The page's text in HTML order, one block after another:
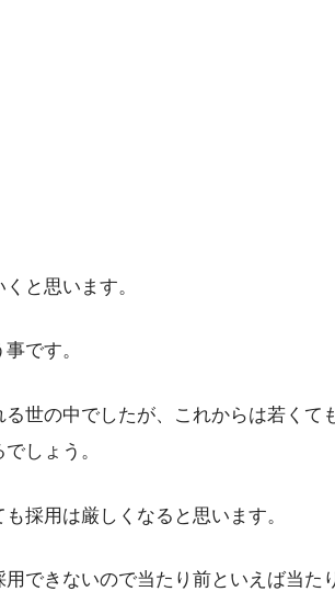
と思います。
です。
世の中でしたが、これからは若くて
しょう。
採用は厳しくなると思います。
できないので当たり前といえば当た